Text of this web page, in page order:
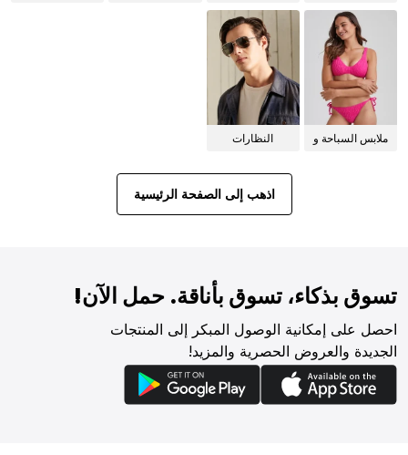
ملابس السباحة و
النظارات
اذهب إلى الصفحة الرئيسية
تسوق بذكاء، تسوق بأناقة. حمل الآن!
احصل على إمكانية الوصول المبكر إلى المنتجات
الجديدة والعروض الحصرية والمزيد!